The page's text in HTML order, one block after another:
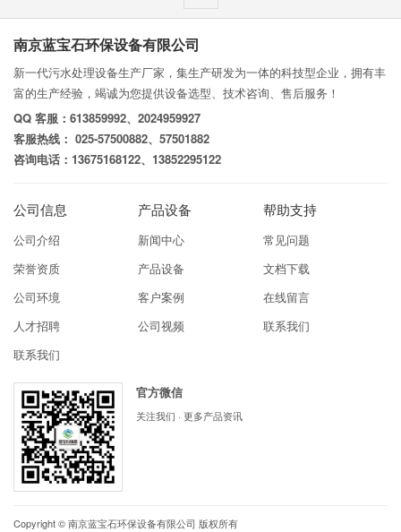
南京蓝宝石环保设备有限公司
新一代污水处理设备生产厂家，集生产研发为一体的科技型企业，拥有丰
富的生产经验，竭诚为您提供设备选型、技术咨询、售后服务！
QQ 客服：613859992、2024959927
客服热线： 025-57500882、57501882
咨询电话：13675168122、13852295122
公司信息
公司介绍
荣誉资质
公司环境
人才招聘
联系我们
产品设备
新闻中心
产品设备
客户案例
公司视频
帮助支持
常见问题
文档下载
在线留言
联系我们
官方微信
关注我们 · 更多产品资讯
Copyright ©南京蓝宝石环保设备有限公司 版权所有